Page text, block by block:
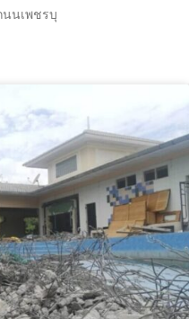
นนเพชรบุ